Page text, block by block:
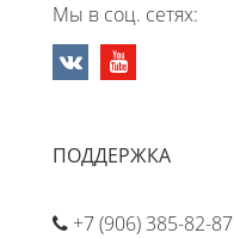
Мы в соц. сетях:
ПОДДЕРЖКА
+7 (906) 385-82-87